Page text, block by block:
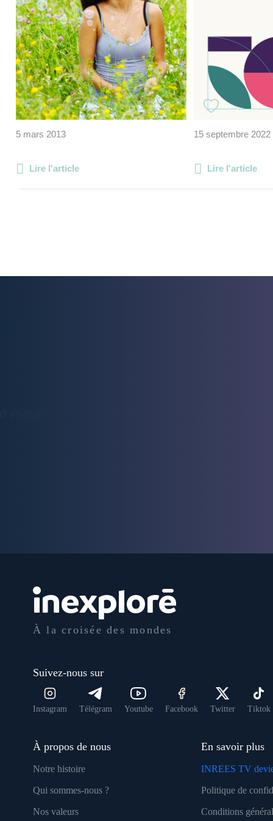
5 mars 2013
Lire l'article
15 septembre 2022
Lire l'article
À la croisée des mondes
Suivez-nous sur
Instagram Télégram Youtube Facebook Twitter Tiktok
À propos de nous
Notre histoire
Qui sommes-nous ?
Nos valeurs
En savoir plus
INREES TV
Politique de
Conditions